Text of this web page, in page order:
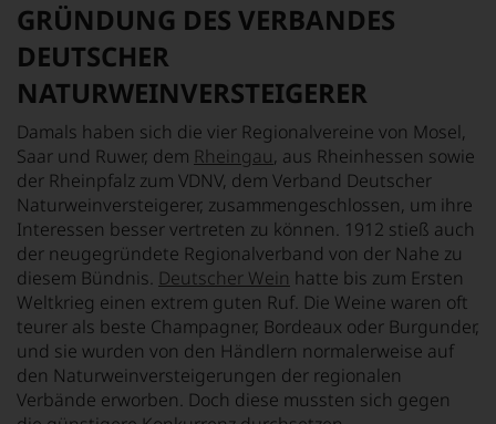
GRÜNDUNG DES VERBANDES
DEUTSCHER
NATURWEINVERSTEIGERER
Damals haben sich die vier Regionalvereine von Mosel,
Saar und Ruwer, dem Rheingau, aus Rheinhessen sowie
der Rheinpfalz zum VDNV, dem Verband Deutscher
Naturweinversteigerer, zusammengeschlossen, um ihre
Interessen besser vertreten zu können. 1912 stieß auch
der neugegründete Regionalverband von der Nahe zu
diesem Bündnis. Deutscher Wein hatte bis zum Ersten
Weltkrieg einen extrem guten Ruf. Die Weine waren oft
teurer als beste Champagner, Bordeaux oder Burgunder,
und sie wurden von den Händlern normalerweise auf
den Naturweinversteigerungen der regionalen
Verbände erworben. Doch diese mussten sich gegen